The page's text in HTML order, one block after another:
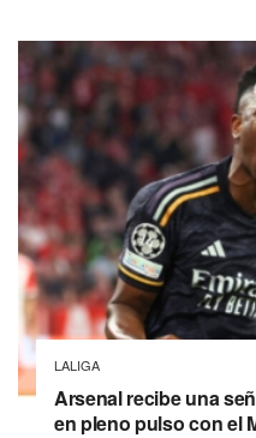
LALIGA
Arsenal recibe una
en pleno pulso con el